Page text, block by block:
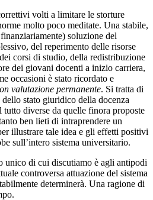
volti a limitare le storture
molto poco meditate. Una stabile,
soluzione del
del reperimento delle risorse
corsi di studio, della redistribuzione
dei giovani docenti a inizio carriera,
occasioni è stato ricordato e
valutazione permanente. Si tratta di
stato giuridico della docenza
diverse da quelle finora proposte
ben lieti di intraprendere un
illustrare tale idea e gli effetti positivi
sull’intero sistema universitario.
unico di cui discutiamo è agli antipodi
controversa attuazione del sistema
determinerà. Una ragione di